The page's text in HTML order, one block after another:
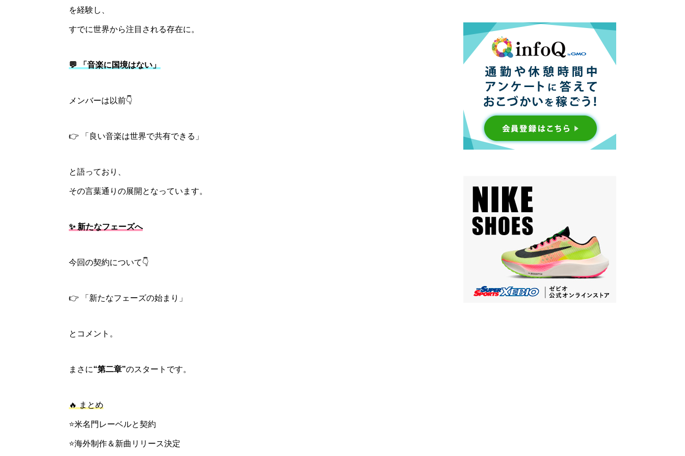
を経験し、
すでに世界から注目される存在に。
💬 「音楽に国境はない」
メンバーは以前👇
👉 「良い音楽は世界で共有できる」
と語っており、
その言葉通りの展開となっています。
✨ 新たなフェーズへ
今回の契約について👇
👉 「新たなフェーズの始まり」
とコメント。
まさに“第二章”のスタートです。
🔥 まとめ
⭐米名門レーベルと契約
⭐海外制作＆新曲リリース決定